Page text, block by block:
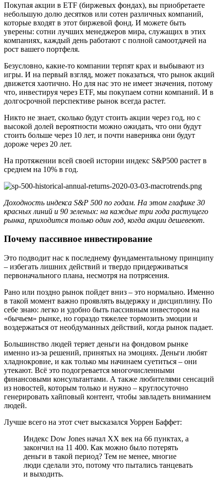
Покупая акции в ETF (биржевых фондах), вы приобретаете
небольшую долю десятков или сотен различных компаний,
которые входят в этот биржевой фонд. И можете быть
уверены: сотни лучших менеджеров мира, служащих в этих
компаниях, каждый день работают с полной самоотдачей на
рост вашего портфеля.
Безусловно, какие-то компании терпят крах и выбывают из
игры. И на первый взгляд, может показаться, что рынок акций
движется хаотично. Но для нас это не имеет значения, потому
что, инвестируя через ETF, мы покупаем сотни компаний. И в
долгосрочной перспективе рынок всегда растет.
Никто не знает, сколько будут стоить акции через год, но с
высокой долей вероятности можно ожидать, что они будут
стоить больше через 10 лет, и почти наверняка они будут
дороже через 20 лет.
На протяжении всей своей истории индекс S&P500 растет в
среднем на 10% в год.
Доходность индекса S&P 500 по годам. На этом глафике 30
красных линий и 90 зеленых: на каждые три года растущего
рынка, приходится только один год, когда акции дешевеют.
Почему пассивное инвестирование
Это подводит нас к последнему фундаментальному принципу
– избегать лишних действий и твердо придерживаться
первоначального плана, несмотря на потрясения.
Рано или поздно рынок пойдет вниз – это нормально. Именно
в такой момент важно проявлять выдержку и дисциплину. По
себе знаю: легко и удобно быть пассивным инвестором на
«бычьем» рынке, но гораздо тяжелее тормозить эмоции и
воздержаться от необдуманных действий, когда рынок падает.
Большинство людей теряет деньги на фондовом рынке
именно из-за решений, принятых на эмоциях. Деньги любят
хладнокровие, и как только мы начинаем суетиться – они
утекают. Всё это подогревается многочисленными
финансовыми консультантами. А также любителями сенсаций
из новостей, которым только и нужно – круглосуточно
генерировать хайповый контент, чтобы завладеть вниманием
людей.
Лучше всего на этот счет высказался Уоррен Баффет:
Индекс Dow Jones начал XX век на 66 пунктах, а
закончил на 11 400. Как можно было потерять
деньги в такой период? Тем не менее, многие
люди сделали это, потому что пытались танцевать
и выходить.